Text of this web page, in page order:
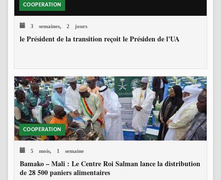
COOPERATION
3 semaines, 2 jours
le Président de la transition reçoit le Présiden de l'UA
COOPERATION
5 mois, 1 semaine
Bamako – Mali : Le Centre Roi Salman lance la distribution
de 28 500 paniers alimentaires